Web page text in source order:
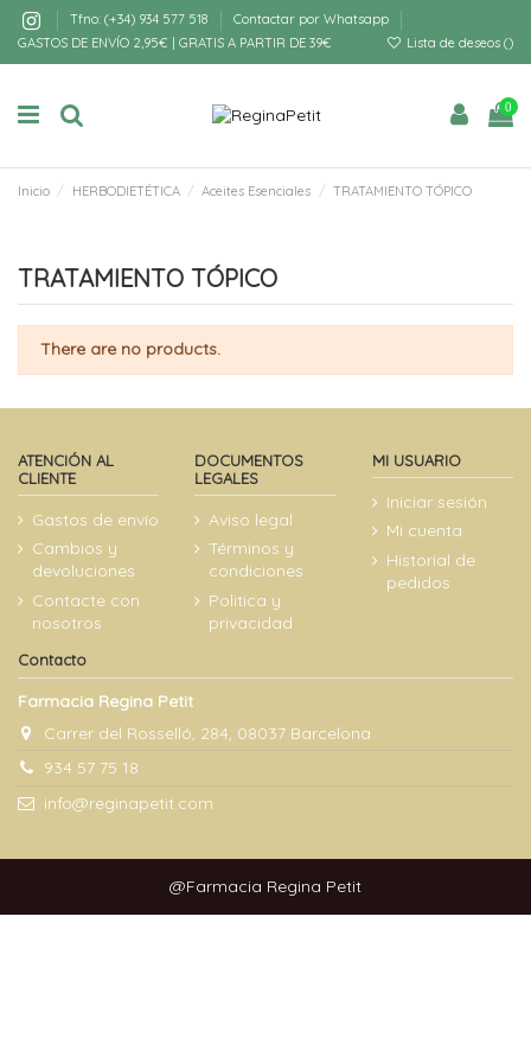
Tfno: (+34) 934 577 518
Contactar por Whatsapp
GASTOS DE ENVÍO 2,95€ | GRATIS A PARTIR DE 39€
Lista de deseos ()
0
Inicio HERBODIETÉTICA Aceites Esenciales TRATAMIENTO TÓPICO
TRATAMIENTO TÓPICO
There are no products.
ATENCIÓN AL
CLIENTE
Gastos de envío
Cambios y
devoluciones
Contacte con
nosotros
DOCUMENTOS
LEGALES
Aviso legal
Términos y
condiciones
Politica y
privacidad
MI USUARIO
Iniciar sesión
Mi cuenta
Historial de
pedidos
Contacto
Farmacia Regina Petit
Carrer del Rosselló, 284, 08037 Barcelona
934 57 75 18
info@reginapetit.com
@Farmacia Regina Petit